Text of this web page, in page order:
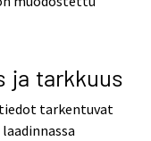
ja tarkkuus
tarkentuvat